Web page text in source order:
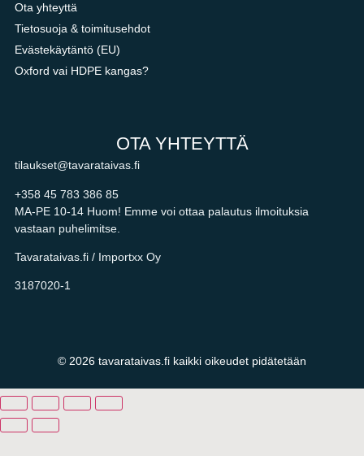
Ota yhteyttä
Tietosuoja & toimitusehdot
Evästekäytäntö (EU)
Oxford vai HDPE kangas?
OTA YHTEYTTÄ
tilaukset@tavarataivas.fi
+358 45 783 386 85
MA-PE 10-14 Huom! Emme voi ottaa palautus ilmoituksia
vastaan puhelimitse.
Tavarataivas.fi / Importxx Oy
3187020-1
© 2026 tavarataivas.fi kaikki oikeudet pidätetään